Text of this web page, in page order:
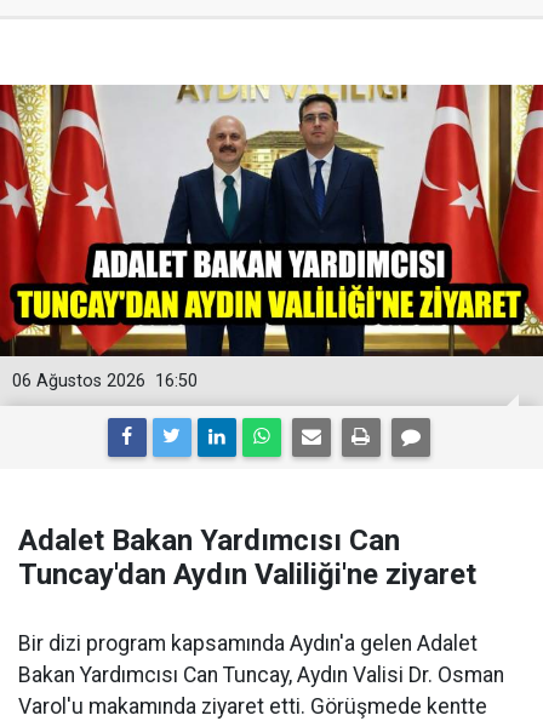
16:50
06 Ağustos 2026
Adalet Bakan Yardımcısı Can
Tuncay'dan Aydın Valiliği'ne ziyaret
Bir dizi program kapsamında Aydın'a gelen Adalet
Bakan Yardımcısı Can Tuncay, Aydın Valisi Dr. Osman
Varol'u makamında ziyaret etti. Görüşmede kentte